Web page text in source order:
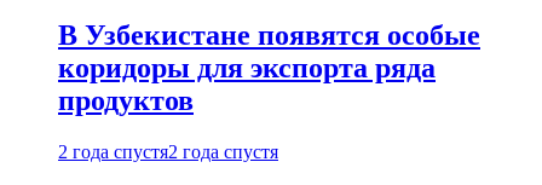
В Узбекистане появятся особые
коридоры для экспорта ряда
продуктов
2 года спустя2 года спустя